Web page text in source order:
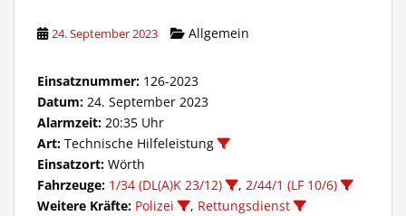
24. September 2023 Allgemein
Einsatznummer: 126-2023
Datum: 24. September 2023
Alarmzeit: 20:35 Uhr
Art: Technische Hilfeleistung
Einsatzort: Wörth
Fahrzeuge: 1/34 (DL(A)K 23/12) , 2/44/1 (LF 10/6)
Weitere Kräfte: Polizei , Rettungsdienst